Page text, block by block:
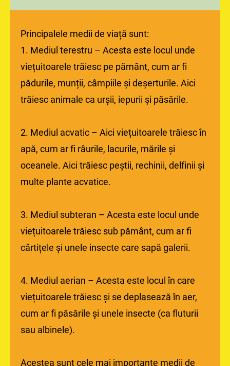
Principalele medii de viață sunt:
1. Mediul terestru – Acesta este locul unde
viețuitoarele trăiesc pe pământ, cum ar fi
pădurile, munții, câmpiile și deșerturile. Aici
trăiesc animale ca urșii, iepurii și păsările.
2. Mediul acvatic – Aici viețuitoarele trăiesc în
apă, cum ar fi râurile, lacurile, mările și
oceanele. Aici trăiesc peștii, rechinii, delfinii și
multe plante acvatice.
3. Mediul subteran – Acesta este locul unde
viețuitoarele trăiesc sub pământ, cum ar fi
cârtițele și unele insecte care sapă galerii.
4. Mediul aerian – Acesta este locul în care
viețuitoarele trăiesc și se deplasează în aer,
cum ar fi păsările și unele insecte (ca fluturii
sau albinele).
Acestea sunt cele mai importante medii de